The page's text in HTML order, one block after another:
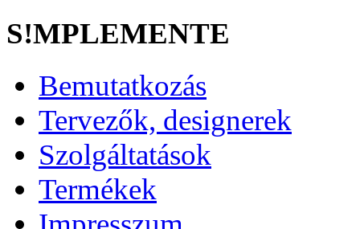
S!MPLEMENTE
Bemutatkozás
Tervezők, designerek
Szolgáltatások
Termékek